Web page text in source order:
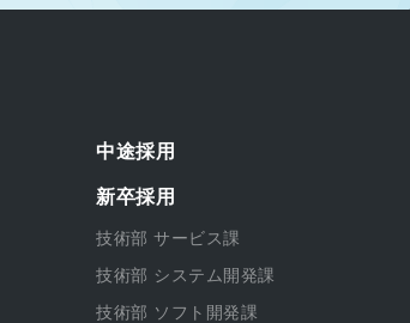
中途採用
新卒採用
技術部 サービス課
技術部 システム開発課
技術部 ソフト開発課